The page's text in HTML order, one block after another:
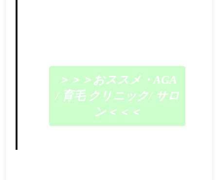
＞＞＞おススメ・AGA
/ 育毛 クリニック/ サロ
ン＜＜＜